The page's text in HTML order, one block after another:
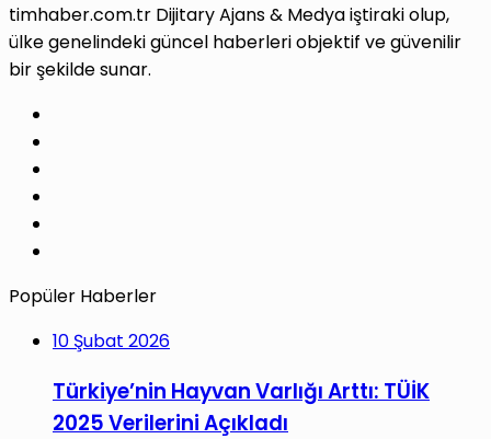
timhaber.com.tr Dijitary Ajans & Medya iştiraki olup,
ülke genelindeki güncel haberleri objektif ve güvenilir
bir şekilde sunar.
Popüler Haberler
10 Şubat 2026
Türkiye’nin Hayvan Varlığı Arttı: TÜİK
2025 Verilerini Açıkladı